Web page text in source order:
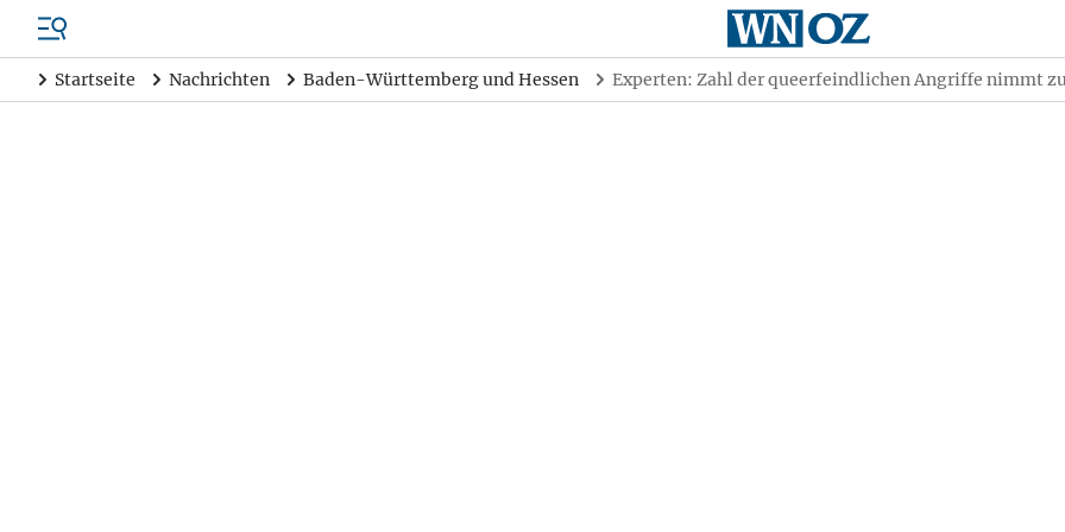
Startseite Nachrichten Baden-Württemberg und Hessen Experten: Zahl der queerfeindlichen Angriffe nimmt